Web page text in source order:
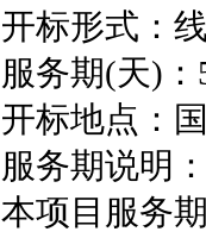
开标形式：
服务期(天)：
开标地点：
服务期说明
本项目服务